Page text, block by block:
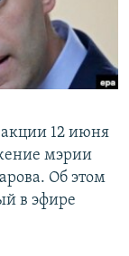
12 июня
мэрии
Об этом
в эфире